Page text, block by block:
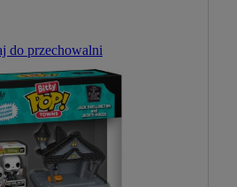
do przechowalni